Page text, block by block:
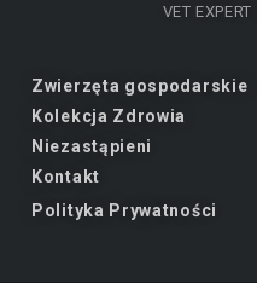
VET EXPERT
Zwierzęta gospodarskie
Kolekcja Zdrowia
Niezastąpieni
Kontakt
Polityka Prywatności